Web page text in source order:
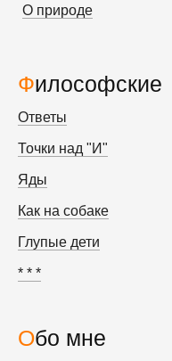
О природе
Философские
Ответы
Точки над "И"
Яды
Как на собаке
Глупые дети
* * *
Обо мне